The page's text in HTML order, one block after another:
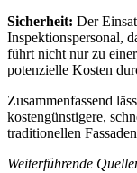
Sicherheit: Der
Inspektionspersonal,
führt nicht nur zu
potenzielle Kosten
Zusammenfassend
kostengünstigere,
traditionellen
Weiterführende